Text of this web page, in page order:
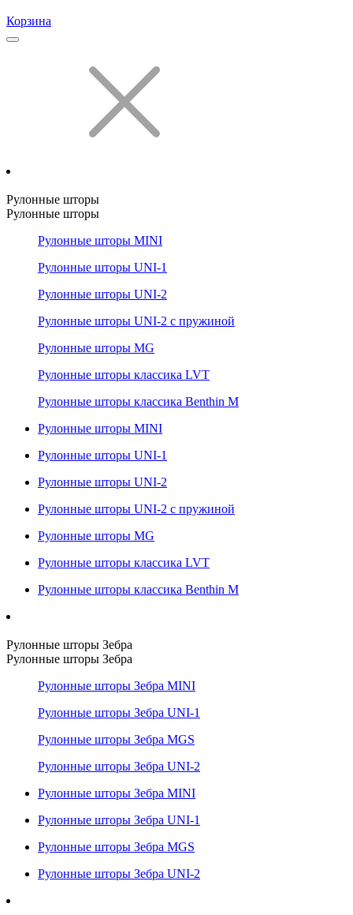
Корзина
Рулонные шторы
Рулонные шторы
Рулонные шторы MINI
Рулонные шторы UNI-1
Рулонные шторы UNI-2
Рулонные шторы UNI-2 с пружиной
Рулонные шторы MG
Рулонные шторы классика LVT
Рулонные шторы классика Benthin M
Рулонные шторы MINI
Рулонные шторы UNI-1
Рулонные шторы UNI-2
Рулонные шторы UNI-2 с пружиной
Рулонные шторы MG
Рулонные шторы классика LVT
Рулонные шторы классика Benthin M
Рулонные шторы Зебра
Рулонные шторы Зебра
Рулонные шторы Зебра MINI
Рулонные шторы Зебра UNI-1
Рулонные шторы Зебра MGS
Рулонные шторы Зебра UNI-2
Рулонные шторы Зебра MINI
Рулонные шторы Зебра UNI-1
Рулонные шторы Зебра MGS
Рулонные шторы Зебра UNI-2